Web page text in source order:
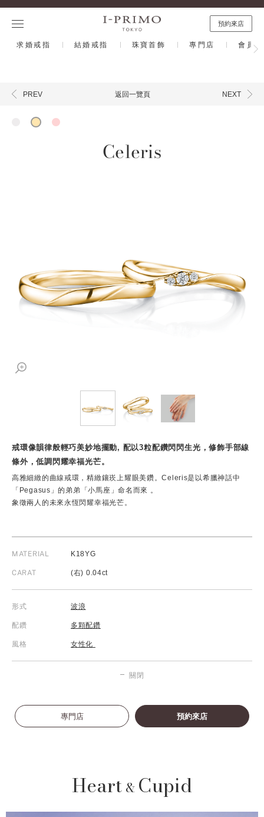
預約來店
求婚戒指 結婚戒指 珠寶首飾 專門店 會員
PREV 返回一覽頁 NEXT
Celeris
戒環像韻律般輕巧美妙地擺動, 配以3粒配鑽閃閃生光，修飾手部線
條外，低調閃耀幸福光芒。
高雅細緻的曲線戒環，精緻鑲崁上耀眼美鑽。Celeris是以希臘神話中
「Pegasus」的弟弟「小馬座」命名而來 。
象徵兩人的未來永恆閃耀幸福光芒。
MATERIAL K18YG
CARAT (右) 0.04ct
形式 波浪
配鑽 多顆配鑽
風格 女性化
關閉
專門店 預約來店
Heart & Cupid